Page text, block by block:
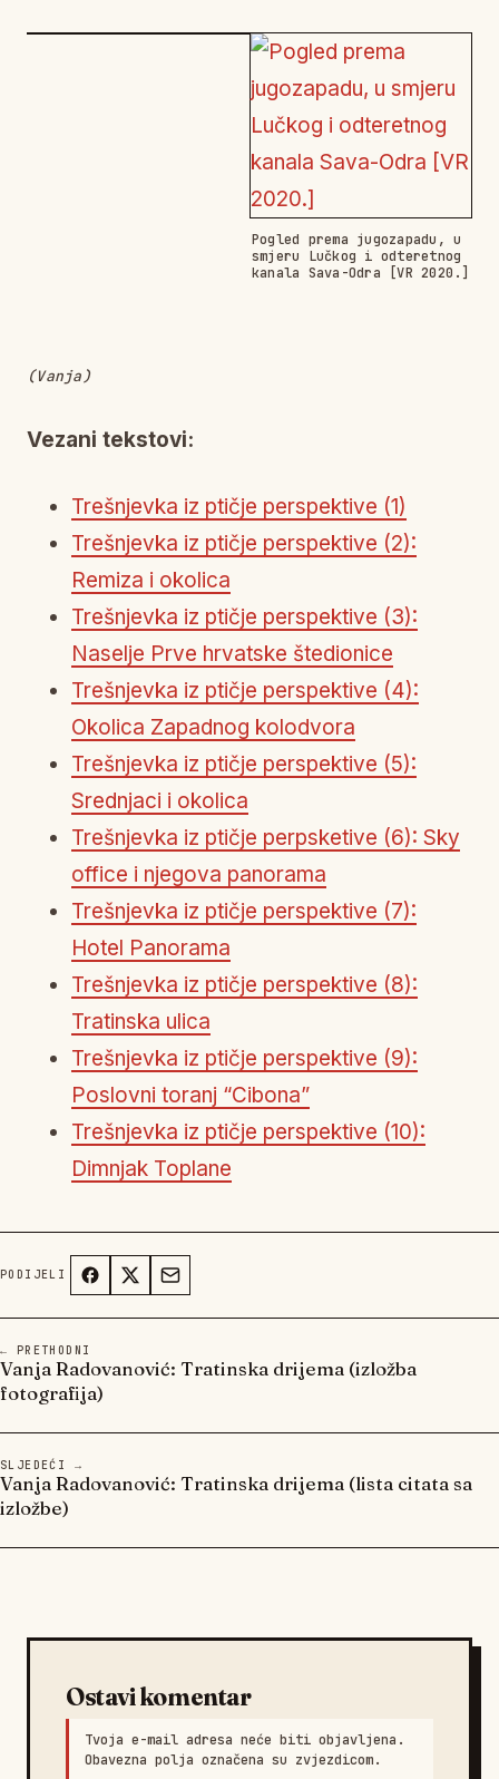
Pogled prema jugozapadu, u
smjeru Lučkog i odteretnog
kanala Sava-Odra [VR 2020.]
(Vanja)
Vezani tekstovi:
Trešnjevka iz ptičje perspektive (1)
Trešnjevka iz ptičje perspektive (2):
Remiza i okolica
Trešnjevka iz ptičje perspektive (3):
Naselje Prve hrvatske štedionice
Trešnjevka iz ptičje perspektive (4):
Okolica Zapadnog kolodvora
Trešnjevka iz ptičje perspektive (5):
Srednjaci i okolica
Trešnjevka iz ptičje perpsketive (6): Sky
office i njegova panorama
Trešnjevka iz ptičje perspektive (7):
Hotel Panorama
Trešnjevka iz ptičje perspektive (8):
Tratinska ulica
Trešnjevka iz ptičje perspektive (9):
Poslovni toranj “Cibona”
Trešnjevka iz ptičje perspektive (10):
Dimnjak Toplane
PODIJELI
← PRETHODNI
Vanja Radovanović: Tratinska drijema (izložba
fotografija)
SLJEDEĆI →
Vanja Radovanović: Tratinska drijema (lista citata sa
izložbe)
Ostavi komentar
Tvoja e-mail adresa neće biti objavljena.
Obavezna polja označena su zvjezdicom.